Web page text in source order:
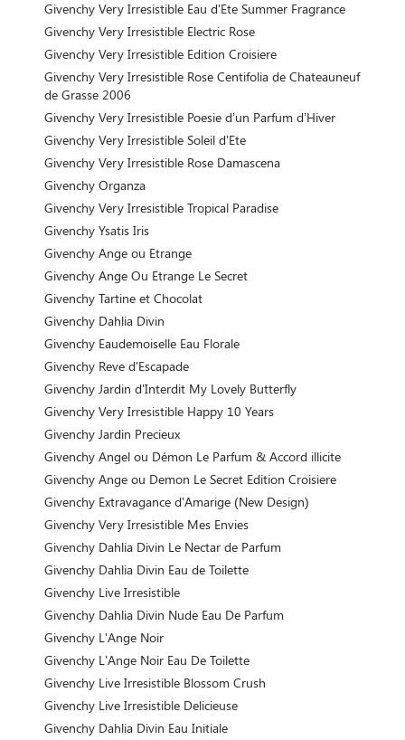
Givenchy Very Irresistible Eau d'Ete Summer Fragrance
Givenchy Very Irresistible Electric Rose
Givenchy Very Irresistible Edition Croisiere
Givenchy Very Irresistible Rose Centifolia de Chateauneuf
de Grasse 2006
Givenchy Very Irresistible Poesie d’un Parfum d’Hiver
Givenchy Very Irresistible Soleil d'Ete
Givenchy Very Irresistible Rose Damascena
Givenchy Organza
Givenchy Very Irresistible Tropical Paradise
Givenchy Ysatis Iris
Givenchy Ange ou Etrange
Givenchy Ange Ou Etrange Le Secret
Givenchy Tartine et Chocolat
Givenchy Dahlia Divin
Givenchy Eaudemoiselle Eau Florale
Givenchy Reve d'Escapade
Givenchy Jardin d'Interdit My Lovely Butterfly
Givenchy Very Irresistible Happy 10 Years
Givenchy Jardin Precieux
Givenchy Angel ou Démon Le Parfum & Accord illicite
Givenchy Ange ou Demon Le Secret Edition Croisiere
Givenchy Extravagance d'Amarige (New Design)
Givenchy Very Irresistible Mes Envies
Givenchy Dahlia Divin Le Nectar de Parfum
Givenchy Dahlia Divin Eau de Toilette
Givenchy Live Irresistible
Givenchy Dahlia Divin Nude Eau De Parfum
Givenchy L'Ange Noir
Givenchy L'Ange Noir Eau De Toilette
Givenchy Live Irresistible Blossom Crush
Givenchy Live Irresistible Delicieuse
Givenchy Dahlia Divin Eau Initiale